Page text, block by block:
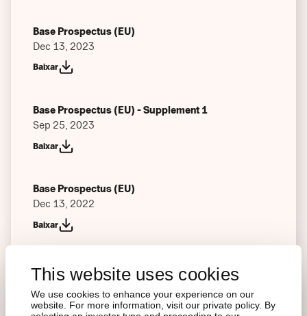
This website uses cookies
We use cookies to enhance your experience on our
website. For more information, visit our private policy. By
Base Prospectus (EU)
Dec 13, 2023
Baixar
Base Prospectus (EU) - Supplement 1
Sep 25, 2023
Baixar
Base Prospectus (EU)
Dec 13, 2022
Baixar
Base Prospectus (AE)
Oct 11, 2022
Baixar